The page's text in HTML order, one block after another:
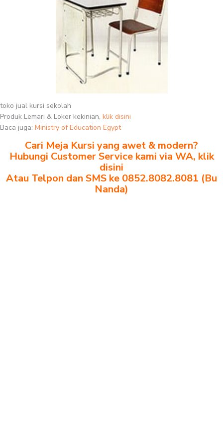
toko jual kursi sekolah
Produk Lemari & Loker kekinian, klik disini
Baca juga: Ministry of Education Egypt
Cari Meja Kursi yang awet & modern?
Hubungi Customer Service kami via WA, klik
disini
Atau Telpon dan SMS ke 0852.8082.8081 (Bu
Nanda)